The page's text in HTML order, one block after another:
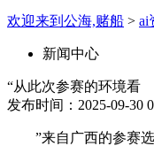
欢迎来到公海,赌船 > ai
新闻中心
“从此次参赛的环境看
发布时间：2025-09-30
”来自广西的参赛选